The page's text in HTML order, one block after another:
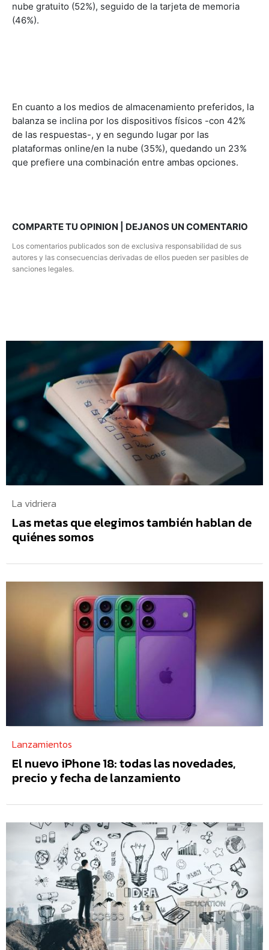
nube gratuito (52%), seguido de la tarjeta de memoria
(46%).
En cuanto a los medios de almacenamiento preferidos, la
balanza se inclina por los dispositivos físicos -con 42%
de las respuestas-, y en segundo lugar por las
plataformas online/en la nube (35%), quedando un 23%
que prefiere una combinación entre ambas opciones.
COMPARTE TU OPINION | DEJANOS UN COMENTARIO
Los comentarios publicados son de exclusiva responsabilidad de sus
autores y las consecuencias derivadas de ellos pueden ser pasibles de
sanciones legales.
La vidriera
Las metas que elegimos también hablan de
quiénes somos
Lanzamientos
El nuevo iPhone 18: todas las novedades,
precio y fecha de lanzamiento